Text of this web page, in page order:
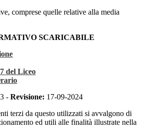
comprese quelle relative alla media
SCARICABILE
del Liceo
- Revisione: 17-09-2024
terzi da questo utilizzati si avvalgono di
ed utili alle finalità illustrate nella